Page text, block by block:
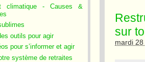
climatique - Causes &
outils pour agir
pour s’informer et agir
système de retraites
sur
mardi